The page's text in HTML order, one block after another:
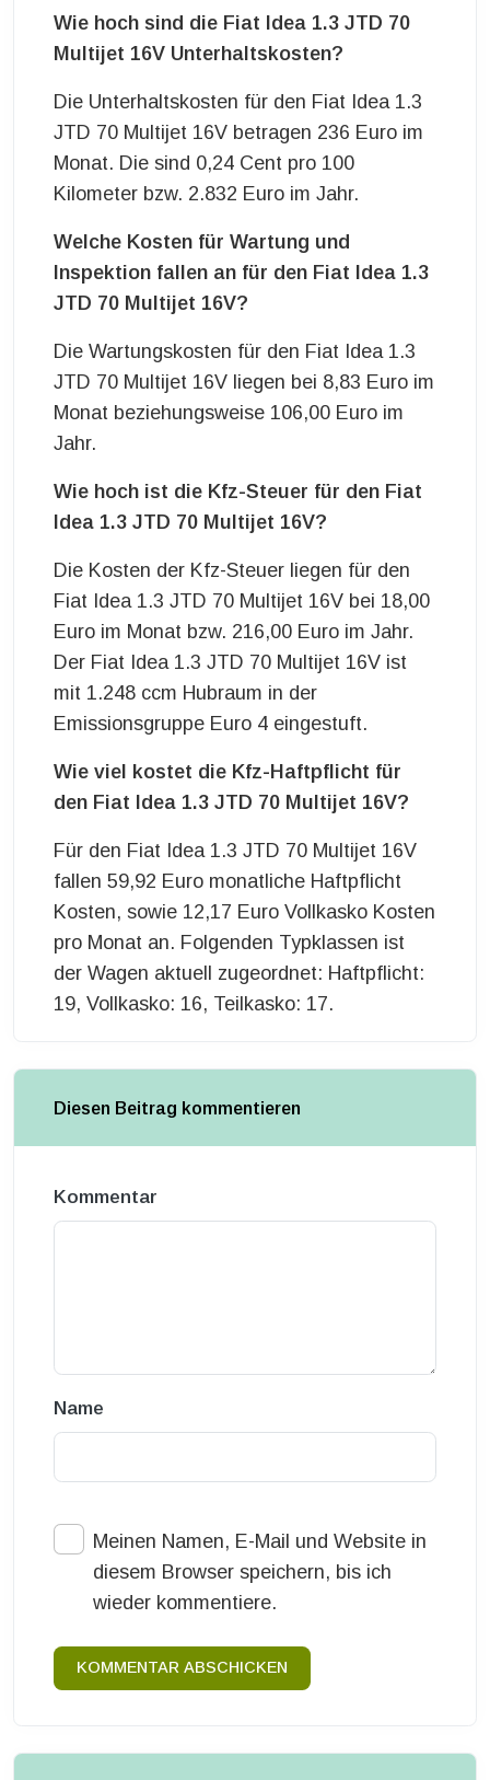
Wie hoch sind die Fiat Idea 1.3 JTD 70
Multijet 16V Unterhaltskosten?
Die Unterhaltskosten für den Fiat Idea 1.3
JTD 70 Multijet 16V betragen 236 Euro im
Monat. Die sind 0,24 Cent pro 100
Kilometer bzw. 2.832 Euro im Jahr.
Welche Kosten für Wartung und
Inspektion fallen an für den Fiat Idea 1.3
JTD 70 Multijet 16V?
Die Wartungskosten für den Fiat Idea 1.3
JTD 70 Multijet 16V liegen bei 8,83 Euro im
Monat beziehungsweise 106,00 Euro im
Jahr.
Wie hoch ist die Kfz-Steuer für den Fiat
Idea 1.3 JTD 70 Multijet 16V?
Die Kosten der Kfz-Steuer liegen für den
Fiat Idea 1.3 JTD 70 Multijet 16V bei 18,00
Euro im Monat bzw. 216,00 Euro im Jahr.
Der Fiat Idea 1.3 JTD 70 Multijet 16V ist
mit 1.248 ccm Hubraum in der
Emissionsgruppe Euro 4 eingestuft.
Wie viel kostet die Kfz-Haftpflicht für
den Fiat Idea 1.3 JTD 70 Multijet 16V?
Für den Fiat Idea 1.3 JTD 70 Multijet 16V
fallen 59,92 Euro monatliche Haftpflicht
Kosten, sowie 12,17 Euro Vollkasko Kosten
pro Monat an. Folgenden Typklassen ist
der Wagen aktuell zugeordnet: Haftpflicht:
19, Vollkasko: 16, Teilkasko: 17.
Diesen Beitrag kommentieren
Kommentar
Name
Meinen Namen, E-Mail und Website in
diesem Browser speichern, bis ich
wieder kommentiere.
KOMMENTAR ABSCHICKEN